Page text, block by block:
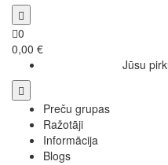
0
0,00 €
Jūsu
Preču grupas
Ražotāji
Informācija
Blogs